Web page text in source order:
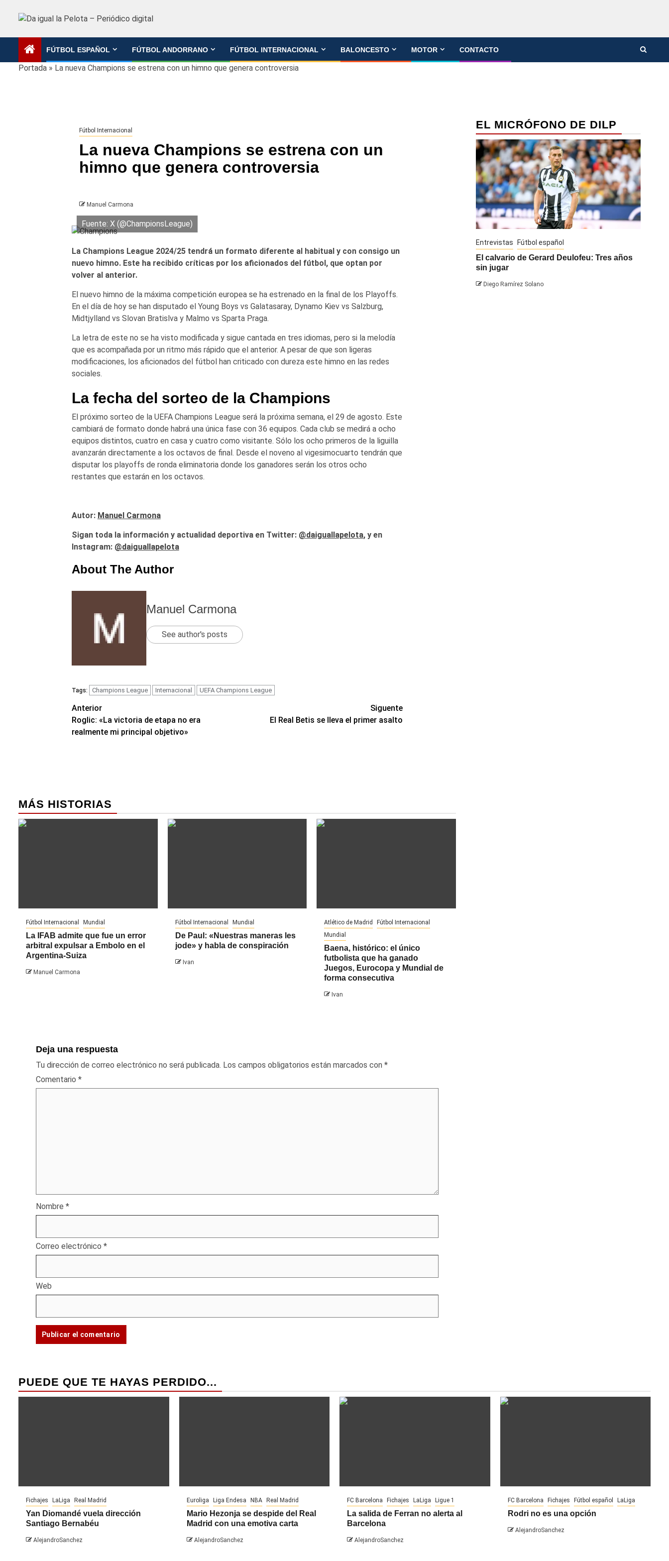
FÚTBOL ESPAÑOL FÚTBOL ANDORRANO FÚTBOL INTERNACIONAL BALONCESTO MOTOR CONTACTO
Portada » La nueva Champions se estrena con un himno que genera controversia
Fútbol Internacional
La nueva Champions se estrena con un
himno que genera controversia
Manuel Carmona
Fuente: X (@ChampionsLeague)
La Champions League 2024/25 tendrá un formato diferente al habitual y con consigo un
nuevo himno. Este ha recibido críticas por los aficionados del fútbol, que optan por
volver al anterior.
El nuevo himno de la máxima competición europea se ha estrenado en la final de los Playoffs.
En el día de hoy se han disputado el Young Boys vs Galatasaray, Dynamo Kiev vs Salzburg,
Midtjylland vs Slovan Bratislva y Malmo vs Sparta Praga.
La letra de este no se ha visto modificada y sigue cantada en tres idiomas, pero si la melodía
que es acompañada por un ritmo más rápido que el anterior. A pesar de que son ligeras
modificaciones, los aficionados del fútbol han criticado con dureza este himno en las redes
sociales.
La fecha del sorteo de la Champions
El próximo sorteo de la UEFA Champions League será la próxima semana, el 29 de agosto. Este
cambiará de formato donde habrá una única fase con 36 equipos. Cada club se medirá a ocho
equipos distintos, cuatro en casa y cuatro como visitante. Sólo los ocho primeros de la liguilla
avanzarán directamente a los octavos de final. Desde el noveno al vigesimocuarto tendrán que
disputar los playoffs de ronda eliminatoria donde los ganadores serán los otros ocho
restantes que estarán en los octavos.
Autor: Manuel Carmona
Sigan toda la información y actualidad deportiva en Twitter: @daiguallapelota, y en
Instagram: @daiguallapelota
About The Author
Manuel Carmona
See author's posts
Tags: Champions League Internacional UEFA Champions League
Navegación
de
Anterior
Roglic: «La victoria de etapa no era
realmente mi principal objetivo»
Siguente
El Real Betis se lleva el primer asalto
MÁS HISTORIAS
Fútbol Internacional Mundial
La IFAB admite que fue un error
arbitral expulsar a Embolo en el
Argentina-Suiza
Manuel Carmona
Fútbol Internacional Mundial
De Paul: «Nuestras maneras les
jode» y habla de conspiración
Ivan
Atlético de Madrid
Fútbol Internacional
Mundial
Baena, histórico: el único
futbolista que ha ganado
Juegos, Eurocopa y Mundial de
forma consecutiva
Ivan
Deja una respuesta
Tu dirección de correo electrónico no será publicada. Los campos obligatorios están marcados con *
Comentario *
Nombre *
Correo electrónico *
Web
EL MICRÓFONO DE DILP
Entrevistas Fútbol español
El calvario de Gerard Deulofeu: Tres años
sin jugar
Diego Ramírez Solano
PUEDE QUE TE HAYAS PERDIDO...
Fichajes LaLiga Real Madrid
Yan Diomandé vuela dirección
Santiago Bernabéu
AlejandroSanchez
Euroliga Liga Endesa NBA Real Madrid
Mario Hezonja se despide del Real
Madrid con una emotiva carta
AlejandroSanchez
FC Barcelona Fichajes LaLiga Ligue 1
La salida de Ferran no alerta al
Barcelona
AlejandroSanchez
FC Barcelona Fichajes Fútbol español LaLiga
Rodri no es una opción
AlejandroSanchez